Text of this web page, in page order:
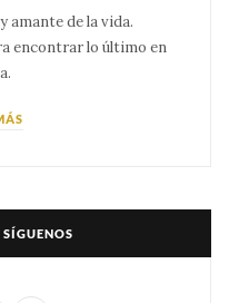
amante de la vida.
encontrar lo último en